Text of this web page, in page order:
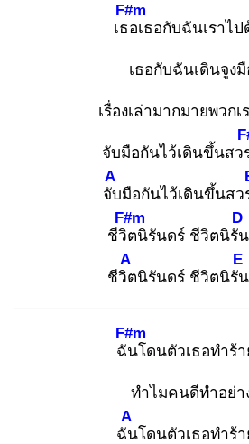
เธอ
F#m
เธอกับฉันเราไ
เธอกับฉันเดินจูง
เรื่องเล่ามากมายพวก
จับมือกันไว้เดินขึ้นสว
จับ
A
มือกันไว้เดินขึ้นสว
ชีวิต
F#m
นิรันดร์ ชีวิตนิรัน
D
ชีวิต
A
นิรันดร์ ชีวิตนิรัน
E
ฉัน
F#m
โดนตัวเธอทำร้
ทำไมคนดีทำอย่า
ฉัน
A
โดนตัวเธอทำร้